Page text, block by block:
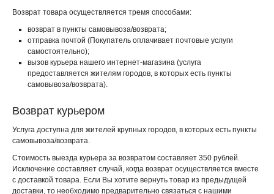
Возврат товара осуществляется тремя способами:
возврат в пункты самовывоза/возврата;
отправка почтой (Покупатель оплачивает почтовые услуги
самостоятельно);
вызов курьера нашего интернет-магазина (услуга
предоставляется жителям городов, в которых есть пункты
самовывоза/возврата).
Возврат курьером
Услуга доступна для жителей крупных городов, в которых есть пункты
самовывоза/возврата.
Стоимость выезда курьера за возвратом составляет 350 рублей.
Исключение составляет случай, когда возврат осуществляется вместе
с доставкой товара. Если Вы хотите вернуть товар из предыдущей
доставки, то необходимо предварительно связаться с нашими